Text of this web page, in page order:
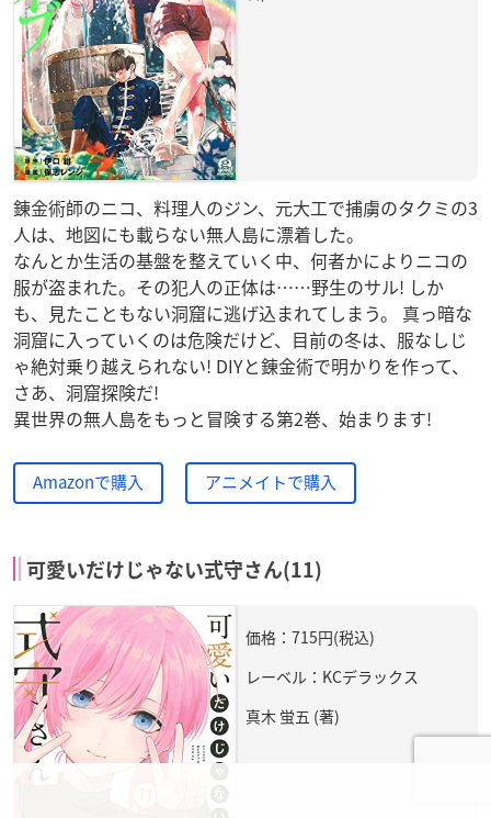
錬金術師のニコ、料理人のジン、元大工で捕虜のタクミの3
人は、地図にも載らない無人島に漂着した。
なんとか生活の基盤を整えていく中、何者かによりニコの
服が盗まれた。その犯人の正体は……野生のサル! しか
も、見たこともない洞窟に逃げ込まれてしまう。 真っ暗な
洞窟に入っていくのは危険だけど、目前の冬は、服なしじ
ゃ絶対乗り越えられない! DIYと錬金術で明かりを作って、
さあ、洞窟探険だ!
異世界の無人島をもっと冒険する第2巻、始まります!
Amazonで購入 アニメイトで購入
可愛いだけじゃない式守さん(11)
価格：715円(税込)
レーベル：KCデラックス
真木 蛍五 (著)